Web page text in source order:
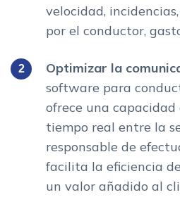
velocidad,
por el conductor,
Optimizar la
software para
ofrece una
tiempo real entre la
responsable de
facilita la eficiencia
un valor añadido al